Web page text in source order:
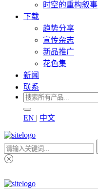
时空的重构叙事
下载
趋势分享
宣传杂志
新品推广
花色集
新闻
联系
EN | 中文